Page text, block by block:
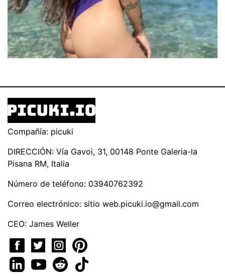
Compañía: picuki
DIRECCIÓN: Vía Gavoi, 31, 00148 Ponte Galeria-la
Pisana RM, Italia
Número de teléfono: 03940762392
Correo electrónico: sitio web.picuki.io@gmail.com
CEO: James Weller